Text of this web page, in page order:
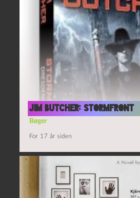
Jim Butcher: Stormfront
Bøger
For 17 år siden